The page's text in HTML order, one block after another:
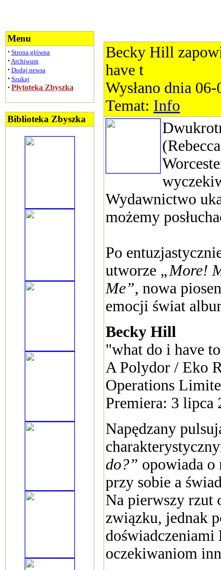
Menu
· Strona główna
· Archiwum
· Dodaj newsa
· Szukaj
· Płytoteka Zbyszka
Biblioteka Zbyszka
Becky Hill
have t
Wysłano dnia
Temat: Info
Wydawnictwo
możemy
Po
utworze „More!
Me”, nowa
emocji świat
Becky Hill
"what do i have
A Polydor / Eko
Operations
Premiera: 3 lipca
Napędzany
do?” opowiada o
przy sobie a
Na pierwszy rzut
związku, jednak
doświadczeniami
oczekiwaniom